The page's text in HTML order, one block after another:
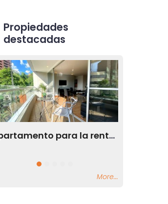
Propiedades
destacadas
Apartamento en Milla de Oro en Medellín Antioquia
More...